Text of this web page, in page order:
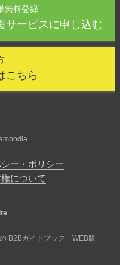
無料登録
サービスに申し込む
こちら
ー・ポリシー
について
B2Bガイドブック WEB版